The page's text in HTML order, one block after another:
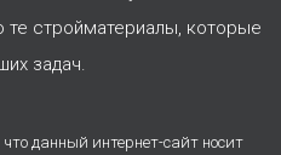
те стройматериалы, которые
задач.
данный интернет-сайт носит